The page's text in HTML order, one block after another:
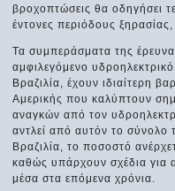
βροχοπτώσεις θα οδηγήσει
έντονες περιόδους
Τα συμπεράσματα της
αμφιλεγόμενο
Βραζιλία, έχουν ιδιαίτερη
Αμερικής που καλύπτουν
αναγκών από τον
αντλεί από αυτόν το σύνολο
Βραζιλία, το ποσοστό
καθώς υπάρχουν σχέδια για
μέσα στα επόμενα χρόνια.